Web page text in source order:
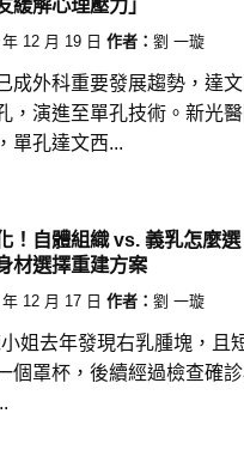
緩解心理壓力」
12 月 19 日 作者： 劉 一璇
成外科重要發展趨勢，達
，演進至單孔技術。新光
單孔達文西...
！自體組織 vs. 義乳怎麼選
材選擇重建方案
12 月 17 日 作者： 劉 一璇
姐去年發現右乳腫塊，且
個罩杯，後續經過檢查確